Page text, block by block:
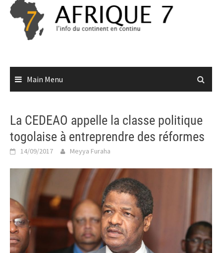
Skip
content
Main Menu
La CEDEAO appelle la classe politique
togolaise à entreprendre des réformes
14/09/2017 Meyya Furaha